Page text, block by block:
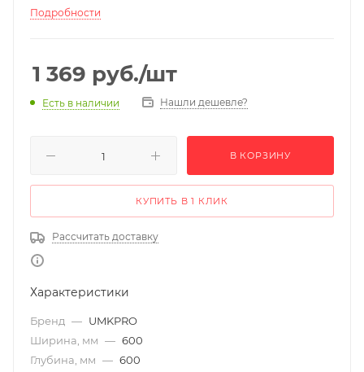
Подробности
1 369 руб./шт
Есть в наличии Нашли дешевле?
В КОРЗИНУ
КУПИТЬ В 1 КЛИК
Рассчитать доставку
Характеристики
Бренд — UMKPRO
Ширина, мм — 600
Глубина, мм — 600